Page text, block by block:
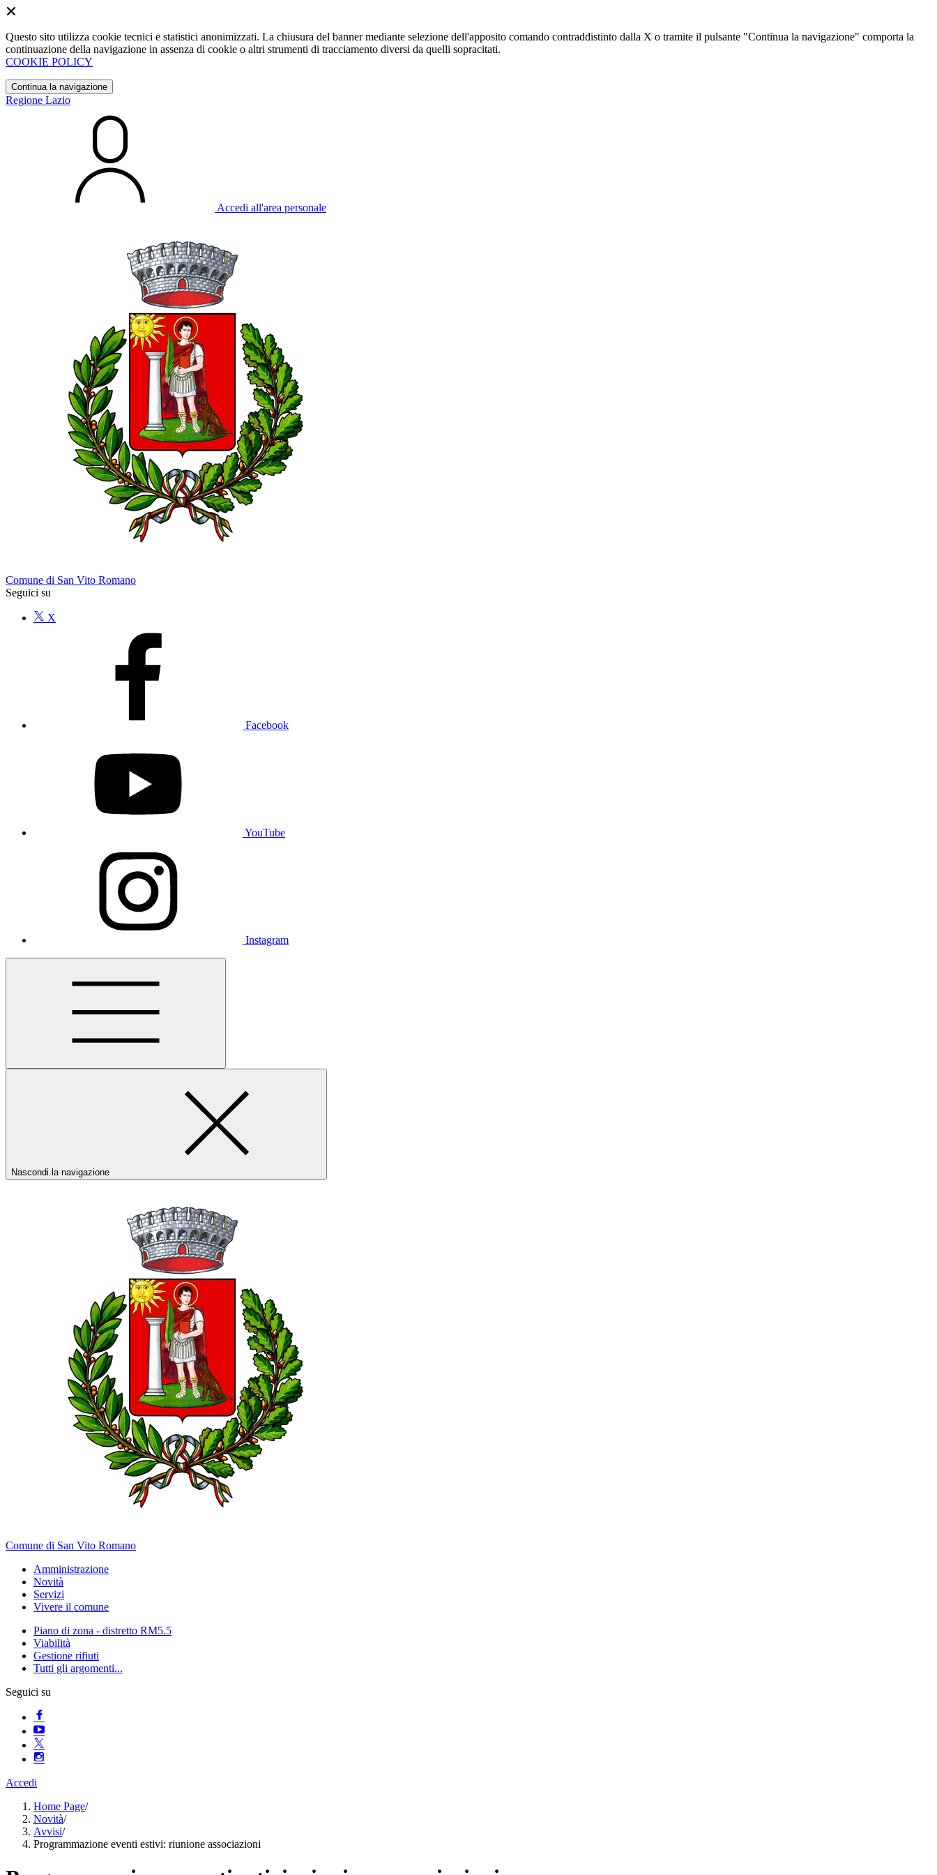
Questo sito utilizza cookie tecnici e statistici anonimizzati. La chiusura del banner mediante selezione dell'apposito comando contraddistinto dalla X o tramite il pulsante "Continua la navigazione" comporta la
continuazione della navigazione in assenza di cookie o altri strumenti di tracciamento diversi da quelli sopracitati.
COOKIE POLICY
Continua la navigazione
Regione Lazio
Accedi all'area personale
Comune di San Vito Romano
Seguici su
X
Facebook
YouTube
Instagram
Nascondi la navigazione
Comune di San Vito Romano
Amministrazione
Novità
Servizi
Vivere il comune
Piano di zona - distretto RM5.5
Viabilità
Gestione rifiuti
Tutti gli argomenti...
Seguici su
Accedi
Home Page/
Novità/
Avvisi/
Programmazione eventi estivi: riunione associazioni